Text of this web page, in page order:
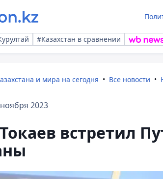
#Казахстан в сравнении
и мира на сегодня Все новости
2023
встретил